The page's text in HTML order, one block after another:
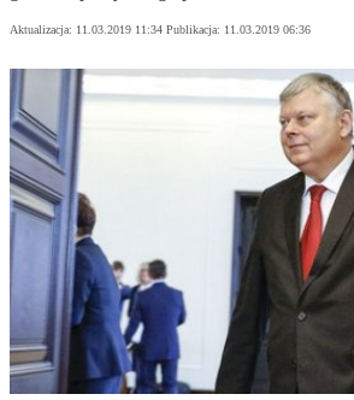
Aktualizacja: 11.03.2019 11:34 Publikacja: 11.03.2019 06:36